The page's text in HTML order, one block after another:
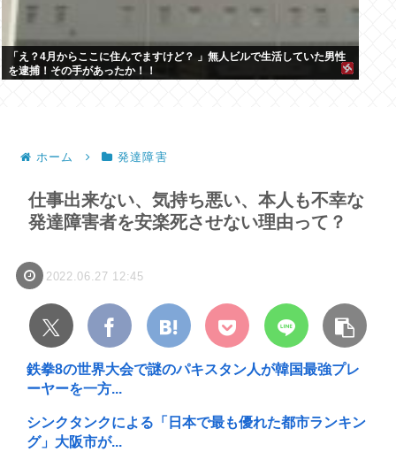
「え？4月からここに住んでますけど？ 」無人ビルで生活していた男性
を逮捕！その手があったか！！
ホーム 発達障害
仕事出来ない、気持ち悪い、本人も不幸な
発達障害者を安楽死させない理由って？
2022.06.27 12:45
鉄拳8の世界大会で謎のパキスタン人が韓国最強プレ
ーヤーを一方...
シンクタンクによる「日本で最も優れた都市ランキン
グ」大阪市が...